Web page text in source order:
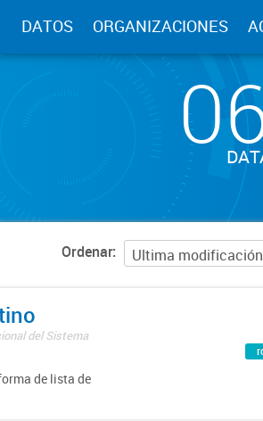
DATOS ORGANIZACIONES
Ordenar
del Sistema
de lista de